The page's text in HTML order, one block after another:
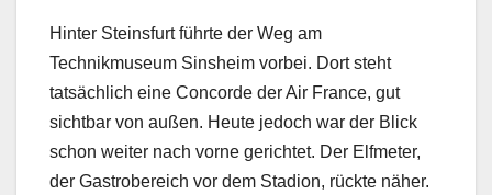
Hinter Steinsfurt führte der Weg am
Technikmuseum Sinsheim vorbei. Dort steht
tatsächlich eine Concorde der Air France, gut
sichtbar von außen. Heute jedoch war der Blick
schon weiter nach vorne gerichtet. Der Elfmeter,
der Gastrobereich vor dem Stadion, rückte näher.